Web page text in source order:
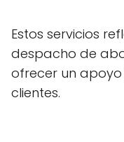
Estos servicios
despacho de
ofrecer un
clientes.